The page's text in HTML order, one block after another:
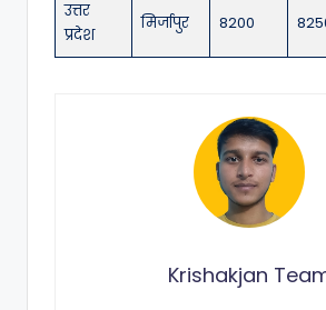
उत्तर
प्रदेश
मिर्जापुर 8200
Krishakjan